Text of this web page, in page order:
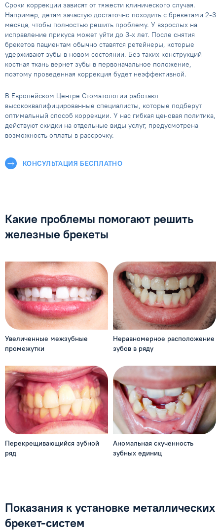
Сроки коррекции зависят от тяжести клинического случая.
Например, детям зачастую достаточно походить с брекетами 2-3
месяца, чтобы полностью решить проблему. У взрослых на
исправление прикуса может уйти до 3-х лет. После снятия
брекетов пациентам обычно ставятся ретейнеры, которые
удерживают зубы в новом состоянии. Без таких конструкций
костная ткань вернет зубы в первоначальное положение,
поэтому проведенная коррекция будет неэффективной.
В Европейском Центре Стоматологии работают
высококвалифицированные специалисты, которые подберут
оптимальный способ коррекции. У нас гибкая ценовая политика,
действуют скидки на отдельные виды услуг, предусмотрена
возможность оплаты в рассрочку.
КОНСУЛЬТАЦИЯ БЕСПЛАТНО
Какие проблемы помогают решить
железные брекеты
Увеличенные межзубные
промежутки
Неравномерное расположение
зубов в ряду
Перекрещивающийся зубной
ряд
Аномальная скученность
зубных единиц
Показания к установке металлических
брекет-систем